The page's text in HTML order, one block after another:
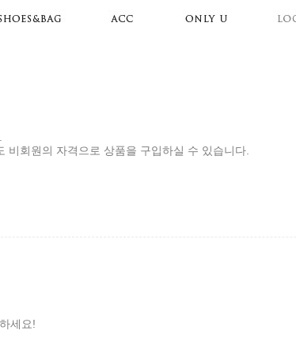
회원의 자격으로 상품을 구입하실 수 있습니다.
세요!